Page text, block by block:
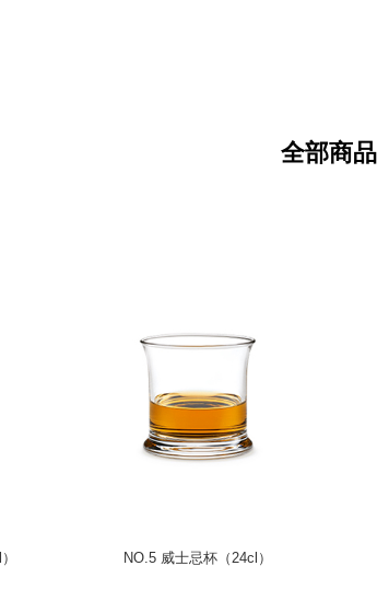
全部商品
NO.5 威士忌杯（24cl）